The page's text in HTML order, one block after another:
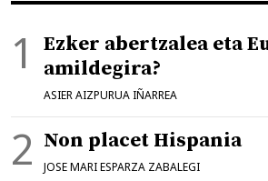
Ezker abertzalea eta
amildegira?
ASIER AIZPURUA IÑARREA
Non placet Hispania
JOSE MARI ESPARZA ZABALEGI